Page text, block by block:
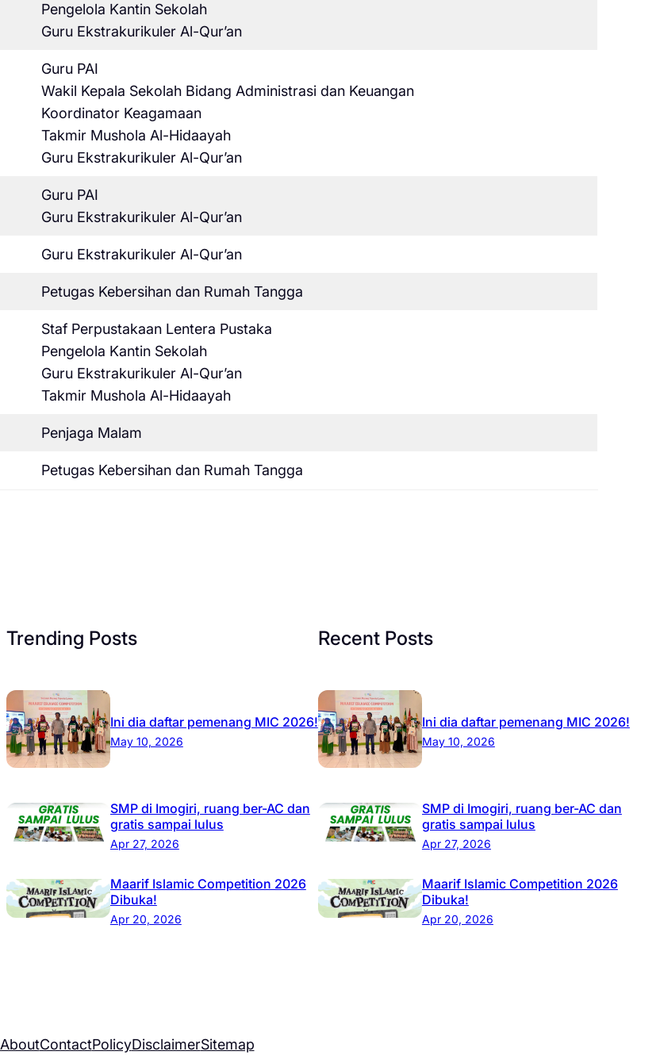
Pengelola Kantin Sekolah
Guru Ekstrakurikuler Al-Qur’an
Guru PAI
Wakil Kepala Sekolah Bidang Administrasi dan Keuangan
Koordinator Keagamaan
Takmir Mushola Al-Hidaayah
Guru Ekstrakurikuler Al-Qur’an
Guru PAI
Guru Ekstrakurikuler Al-Qur’an
Guru Ekstrakurikuler Al-Qur’an
Petugas Kebersihan dan Rumah Tangga
Staf Perpustakaan Lentera Pustaka
Pengelola Kantin Sekolah
Guru Ekstrakurikuler Al-Qur’an
Takmir Mushola Al-Hidaayah
Penjaga Malam
Petugas Kebersihan dan Rumah Tangga
Trending Posts
Ini dia daftar pemenang MIC 2026!
May 10, 2026
SMP di Imogiri, ruang ber-AC dan
gratis sampai lulus
Apr 27, 2026
Maarif Islamic Competition 2026
Dibuka!
Apr 20, 2026
Recent Posts
Ini dia daftar pemenang MIC 2026!
May 10, 2026
SMP di Imogiri, ruang ber-AC dan
gratis sampai lulus
Apr 27, 2026
Maarif Islamic Competition 2026
Dibuka!
Apr 20, 2026
AboutContactPolicyDisclaimerSitemap